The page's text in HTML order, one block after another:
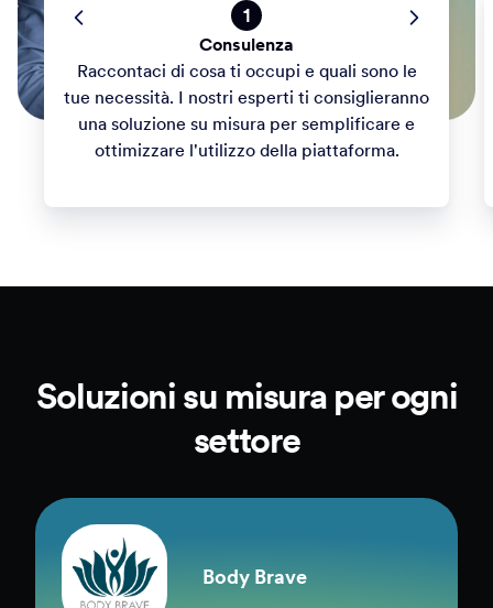
1
Consulenza
Raccontaci di cosa ti occupi e quali sono le
tue necessità. I nostri esperti ti consiglieranno
una soluzione su misura per semplificare e
ottimizzare l'utilizzo della piattaforma.
Soluzioni su misura per ogni
settore
Body Brave